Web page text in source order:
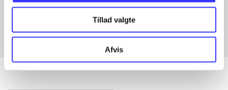
Tillad valgte
Afvis
Fra